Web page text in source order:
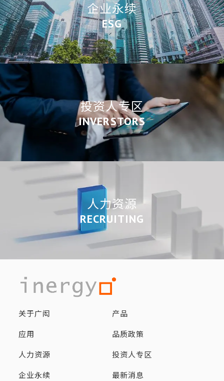
企业永续
ESG
投资人专区
INVERSTORS
人力资源
RECRUITING
关于广闳 产品
应用 品质政策
人力资源 投资人专区
企业永续 最新消息